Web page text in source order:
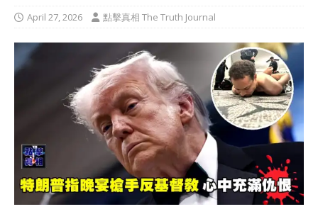
April 27, 2026 點擊真相 The Truth Journal